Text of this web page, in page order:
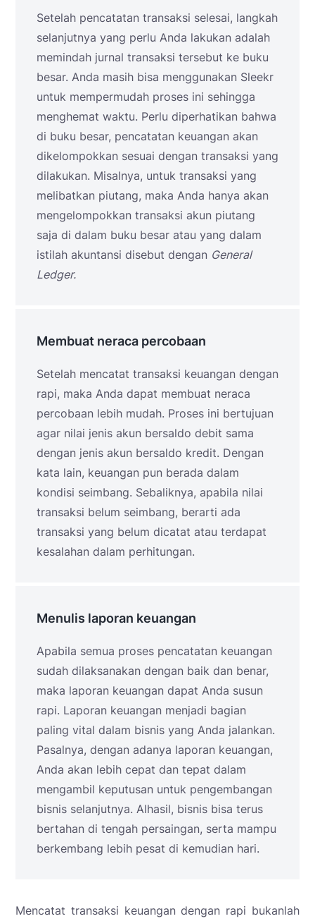
Setelah pencatatan transaksi selesai, langkah
selanjutnya yang perlu Anda lakukan adalah
memindah jurnal transaksi tersebut ke buku
besar. Anda masih bisa menggunakan Sleekr
untuk mempermudah proses ini sehingga
menghemat waktu. Perlu diperhatikan bahwa
di buku besar, pencatatan keuangan akan
dikelompokkan sesuai dengan transaksi yang
dilakukan. Misalnya, untuk transaksi yang
melibatkan piutang, maka Anda hanya akan
mengelompokkan transaksi akun piutang
saja di dalam buku besar atau yang dalam
istilah akuntansi disebut dengan General
Ledger.
Membuat neraca percobaan
Setelah mencatat transaksi keuangan dengan
rapi, maka Anda dapat membuat neraca
percobaan lebih mudah. Proses ini bertujuan
agar nilai jenis akun bersaldo debit sama
dengan jenis akun bersaldo kredit. Dengan
kata lain, keuangan pun berada dalam
kondisi seimbang. Sebaliknya, apabila nilai
transaksi belum seimbang, berarti ada
transaksi yang belum dicatat atau terdapat
kesalahan dalam perhitungan.
Menulis laporan keuangan
Apabila semua proses pencatatan keuangan
sudah dilaksanakan dengan baik dan benar,
maka laporan keuangan dapat Anda susun
rapi. Laporan keuangan menjadi bagian
paling vital dalam bisnis yang Anda jalankan.
Pasalnya, dengan adanya laporan keuangan,
Anda akan lebih cepat dan tepat dalam
mengambil keputusan untuk pengembangan
bisnis selanjutnya. Alhasil, bisnis bisa terus
bertahan di tengah persaingan, serta mampu
berkembang lebih pesat di kemudian hari.
Mencatat transaksi keuangan dengan rapi bukanlah